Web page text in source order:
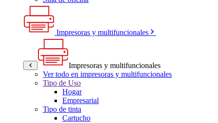
Impresoras y multifuncionales
Impresoras y multifuncionales
Ver todo en impresoras y multifuncionales
Tipo de Uso
Hogar
Empresarial
Tipo de tinta
Cartucho